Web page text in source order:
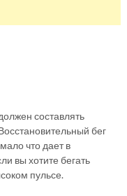
составлять
бег
что дает в
вы хотите бегать
пульсе.